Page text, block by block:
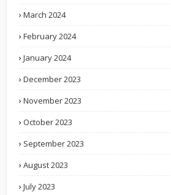
March 2024
February 2024
January 2024
December 2023
November 2023
October 2023
September 2023
August 2023
July 2023